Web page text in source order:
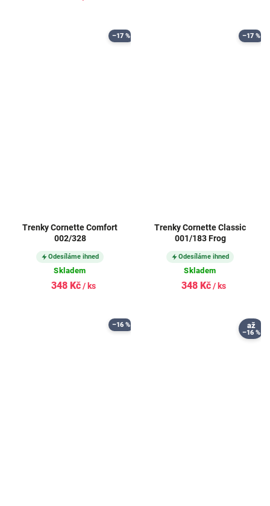
–17 %
Trenky Cornette Comfort
002/328
Odesíláme ihned
Skladem
348 Kč/ ks
–17 %
Trenky Cornette Classic
001/183 Frog
Odesíláme ihned
Skladem
348 Kč/ ks
–16 % až
–16 %